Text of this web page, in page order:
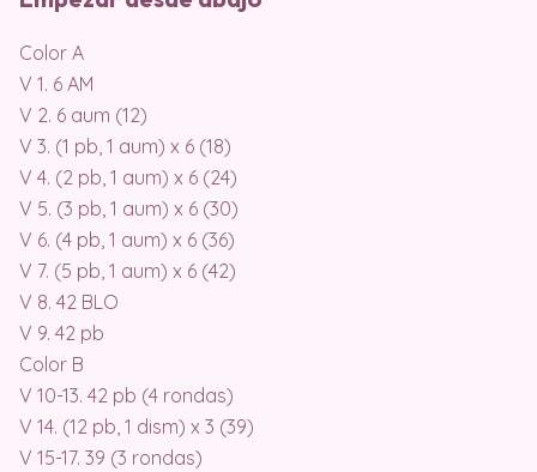
Color A
V 1. 6 AM
V 2. 6 aum (12)
V 3. (1 pb, 1 aum) x 6 (18)
V 4. (2 pb, 1 aum) x 6 (24)
V 5. (3 pb, 1 aum) x 6 (30)
V 6. (4 pb, 1 aum) x 6 (36)
V 7. (5 pb, 1 aum) x 6 (42)
V 8. 42 BLO
V 9. 42 pb
Color B
V 10-13. 42 pb (4 rondas)
V 14. (12 pb, 1 dism) x 3 (39)
V 15-17. 39 (3 rondas)